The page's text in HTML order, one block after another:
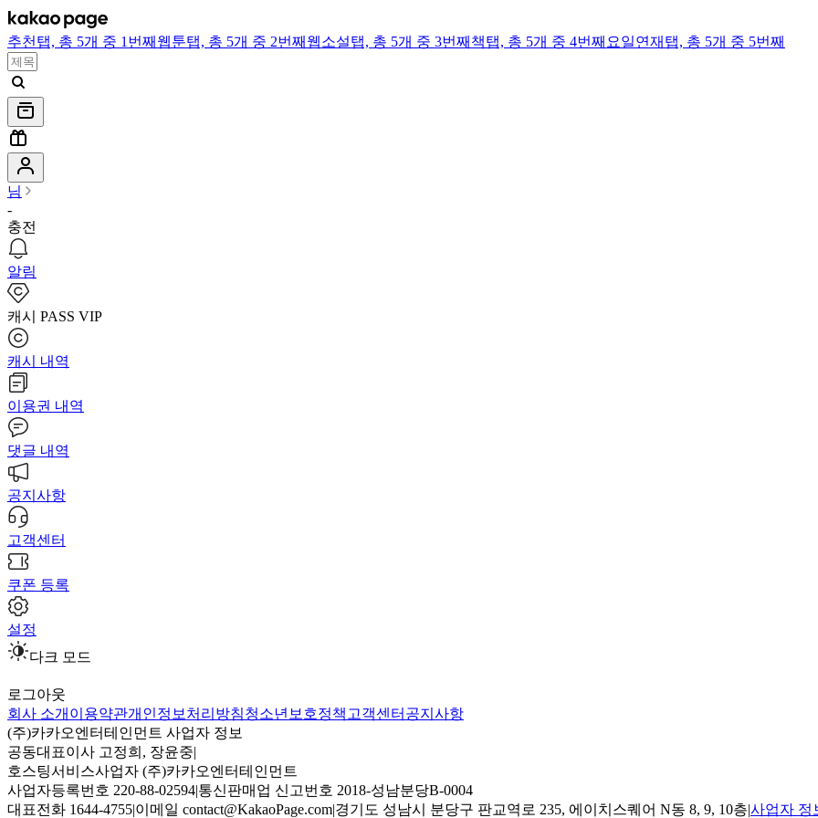
추천 탭, 총 5개 중 1번째 웹툰탭, 총 5개 중 2번째 웹소설탭, 총 5개 중 3번째 책탭, 총 5개 중 4번째 요일연재 탭, 총 5개 중 5번째
님
-
충전
알림
캐시 PASS VIP
캐시 내역
이용권 내역
댓글 내역
공지사항
고객센터
쿠폰 등록
설정
다크 모드
로그아웃
회사 소개 이용약관개인정보처리방침청소년보호정책 고객센터 공지사항
(주)카카오엔터테인먼트 사업자 정보
공동대표이사 고정희, 장윤중|
호스팅서비스사업자 (주)카카오엔터테인먼트
사업자등록번호 220-88-02594|통신판매업 신고번호 2018-성남분당B-0004
대표전화 1644-4755|이메일 contact@KakaoPage.com|경기도 성남시 분당구 판교역로 235, 에이치스퀘어 N동 8, 9, 10층|사업자 정